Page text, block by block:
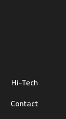
Hi-Tech
Contact